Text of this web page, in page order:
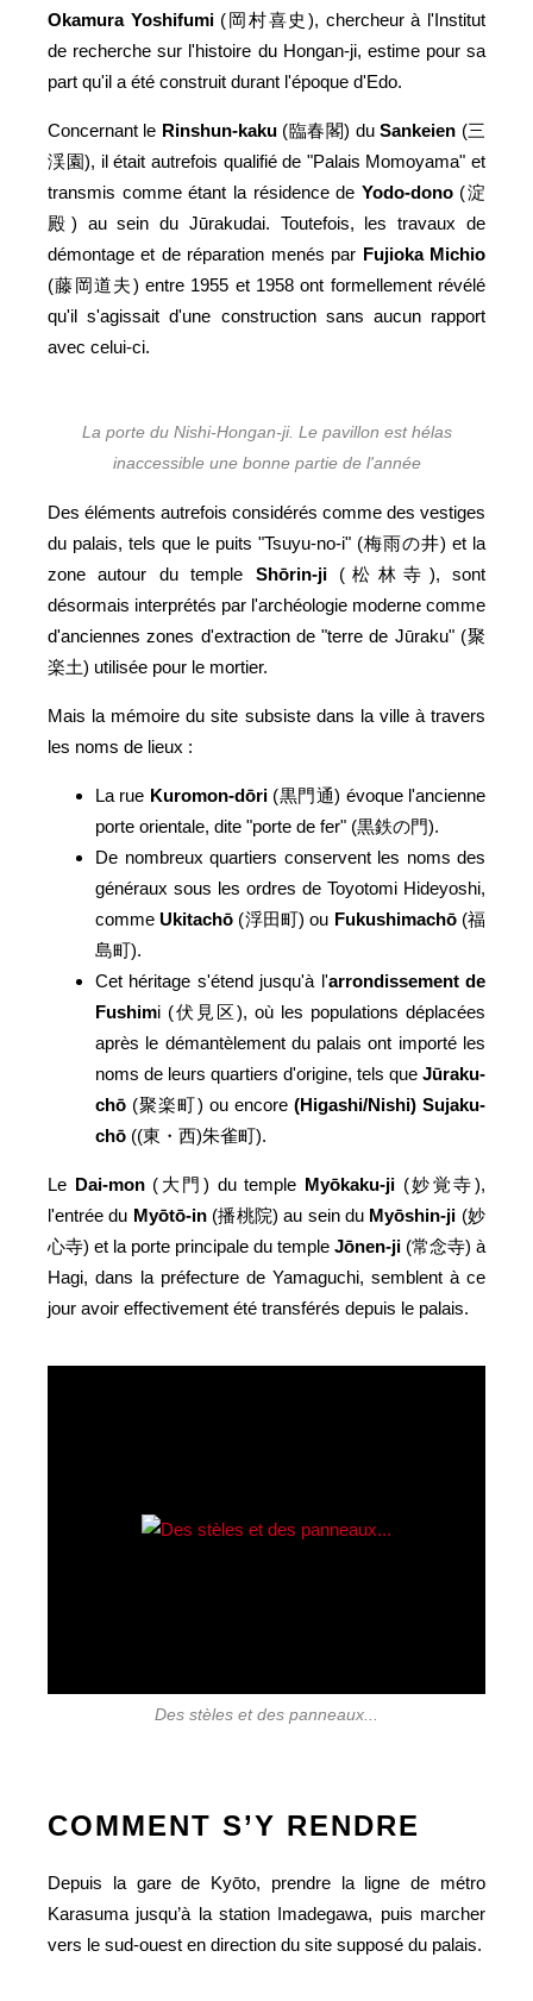
Okamura Yoshifumi (岡村喜史), chercheur à l'Institut
de recherche sur l'histoire du Hongan-ji, estime pour sa
part qu'il a été construit durant l'époque d'Edo.
Concernant le Rinshun-kaku(臨春閣) duSankeien (三
渓園), il était autrefois qualifié de "Palais Momoyama" et
transmis comme étant la résidence de Yodo-dono(淀
殿) au sein du Jūrakudai. Toutefois, les travaux de
démontage et de réparation menés par Fujioka Michio
(藤岡道夫) entre 1955 et 1958 ont formellement révélé
qu'il s'agissait d'une construction sans aucun rapport
avec celui-ci.
La porte du Nishi-Hongan-ji. Le pavillon est hélas
inaccessible une bonne partie de l'année
Des éléments autrefois considérés comme des vestiges
du palais, tels que le puits "Tsuyu-no-i" (梅雨の井) et la
zone autour du temple Shōrin-ji(松林寺), sont
désormais interprétés par l'archéologie moderne comme
d'anciennes zones d'extraction de "terre de Jūraku" (聚
楽土) utilisée pour le mortier.
Mais la mémoire du site subsiste dans la ville à travers
les noms de lieux :
La rue Kuromon-dōri(黒門通) évoque l'ancienne
porte orientale, dite "porte de fer" (黒鉄の門).
De nombreux quartiers conservent les noms des
généraux sous les ordres de Toyotomi Hideyoshi,
commeUkitachō (浮田町) ou Fukushimachō(福
島町).
Cet héritage s'étend jusqu'à l'arrondissement de
Fushimi (伏見区), où les populations déplacées
après le démantèlement du palais ont importé les
noms de leurs quartiers d'origine, tels que Jūraku-
chō (聚楽町) ou encore (Higashi/Nishi) Sujaku-
chō ((東・西)朱雀町).
Le Dai-mon(大門) du temple Myōkaku-ji(妙覚寺),
l'entrée du Myōtō-in(播桃院) au sein du Myōshin-ji (妙
心寺) et la porte principale du temple Jōnen-ji (常念寺) à
Hagi, dans la préfecture de Yamaguchi, semblent à ce
jour avoir effectivement été transférés depuis le palais.
Des stèles et des panneaux...
COMMENT S’Y RENDRE
Depuis la gare de Kyōto, prendre la ligne de métro
Karasuma jusqu’à la station Imadegawa, puis marcher
vers le sud-ouest en direction du site supposé du palais.